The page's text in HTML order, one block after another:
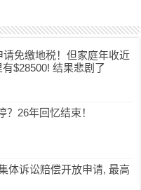
请免缴地税！但家庭年收近
$28500! 结果悲剧了
？26年回忆结束！
体诉讼赔偿开放申请, 最高